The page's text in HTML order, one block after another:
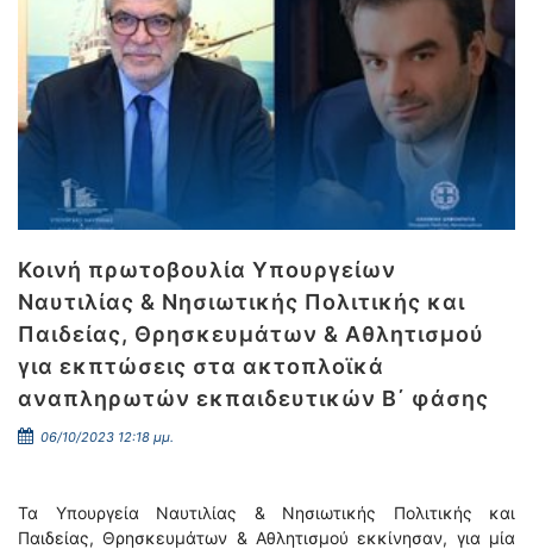
Κοινή πρωτοβουλία Υπουργείων
Ναυτιλίας & Νησιωτικής Πολιτικής και
Παιδείας, Θρησκευμάτων & Αθλητισμού
για εκπτώσεις στα ακτοπλοϊκά
αναπληρωτών εκπαιδευτικών Β΄ φάσης
06/10/2023 12:18 μμ.
Τα Υπουργεία Ναυτιλίας & Νησιωτικής Πολιτικής και
Παιδείας, Θρησκευμάτων & Αθλητισμού εκκίνησαν, για μία